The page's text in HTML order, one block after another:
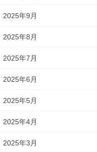
2025年9月
2025年8月
2025年7月
2025年6月
2025年5月
2025年4月
2025年3月